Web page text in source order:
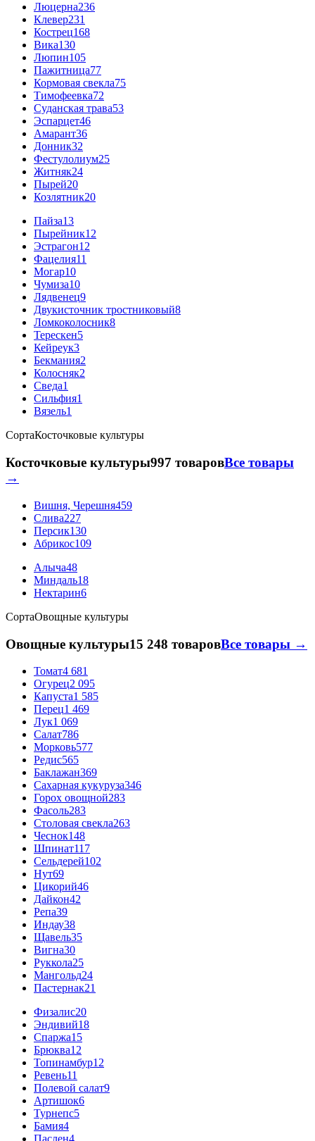
Люцерна236
Клевер231
Кострец168
Вика130
Люпин105
Пажитница77
Кормовая свекла75
Тимофеевка72
Суданская трава53
Эспарцет46
Амарант36
Донник32
Фестулолиум25
Житняк24
Пырей20
Козлятник20
Пайза13
Пырейник12
Эстрагон12
Фацелия11
Могар10
Чумиза10
Лядвенец9
Двукисточник тростниковый8
Ломкоколосник8
Терескен5
Кейреук3
Бекмания2
Колосняк2
Сведа1
Сильфия1
Вязель1
СортаКосточковые культуры
Косточковые культуры997 товаровВсе товары
→
Вишня, Черешня459
Слива227
Персик130
Абрикос109
Алыча48
Миндаль18
Нектарин6
СортаОвощные культуры
Овощные культуры15 248 товаровВсе товары →
Томат4 681
Огурец2 095
Капуста1 585
Перец1 469
Лук1 069
Салат786
Морковь577
Редис565
Баклажан369
Сахарная кукуруза346
Горох овощной283
Фасоль283
Столовая свекла263
Чеснок148
Шпинат117
Сельдерей102
Нут69
Цикорий46
Дайкон42
Репа39
Индау38
Щавель35
Вигна30
Руккола25
Мангольд24
Пастернак21
Физалис20
Эндивий18
Спаржа15
Брюква12
Топинамбур12
Ревень11
Полевой салат9
Артишок6
Турнепс5
Бамия4